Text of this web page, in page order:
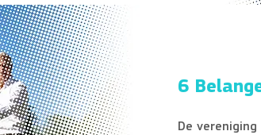
6
De